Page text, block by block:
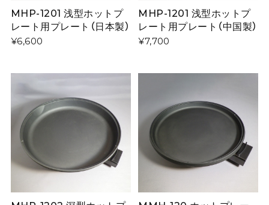
MHP-1201 浅型ホットプ
レート用プレート（日本製）
¥6,600
MHP-1201 浅型ホットプ
レート用プレート（中国製）
¥7,700